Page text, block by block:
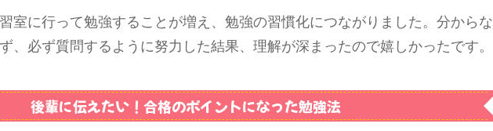
室に行って勉強することが増え、勉強の習慣化につながりました。分からな
、必ず質問するように努力した結果、理解が深まったので嬉しかったです。
後輩に伝えたい！ 合格のポイントになった勉強法